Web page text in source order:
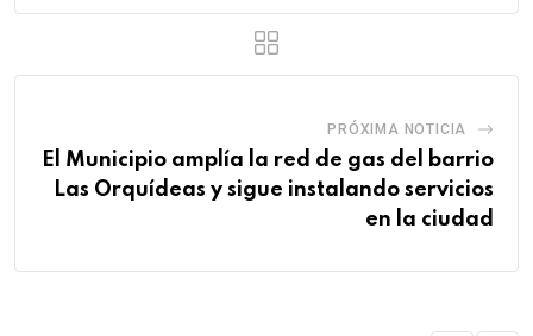
PRÓXIMA NOTICIA
El Municipio amplía la red de gas del barrio
Las Orquídeas y sigue instalando servicios
en la ciudad